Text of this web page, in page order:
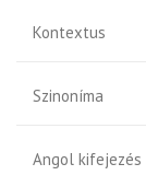
Kontextus
Szinoníma
Angol kifejezés